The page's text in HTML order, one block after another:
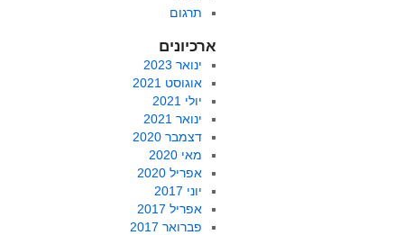
תרגום
ארכיונים
ינואר 2023
אוגוסט 2021
יולי 2021
ינואר 2021
דצמבר 2020
מאי 2020
אפריל 2020
יוני 2017
אפריל 2017
פברואר 2017